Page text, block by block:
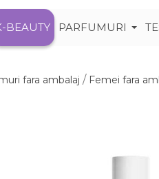
BEAUTY PARFUMURI
fara ambalaj Femei fara